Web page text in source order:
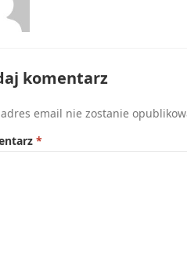
komentarz
email nie zostanie
*